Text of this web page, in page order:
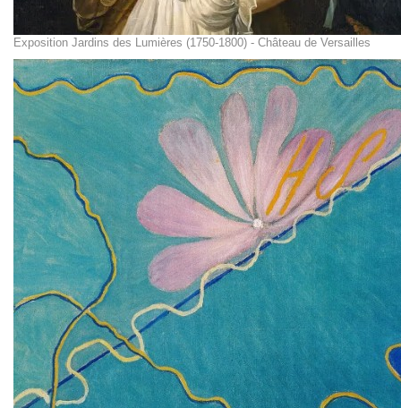
Exposition Jardins des Lumières (1750-1800) - Château de Versailles